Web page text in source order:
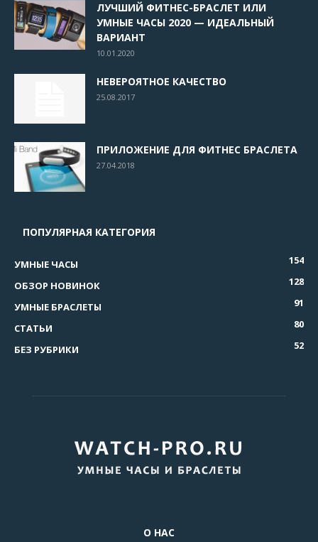
ЛУЧШИЙ ФИТНЕС-БРАСЛЕТ ИЛИ
УМНЫЕ ЧАСЫ 2020 — ИДЕАЛЬНЫЙ
ВАРИАНТ
10.01.2020
НЕВЕРОЯТНОЕ КАЧЕСТВО
25.08.2017
ПРИЛОЖЕНИЕ ДЛЯ ФИТНЕС БРАСЛЕТА
27.04.2018
ПОПУЛЯРНАЯ КАТЕГОРИЯ
УМНЫЕ ЧАСЫ
154
ОБЗОР НОВИНОК
128
УМНЫЕ БРАСЛЕТЫ
91
СТАТЬИ
80
БЕЗ РУБРИКИ
52
О НАС